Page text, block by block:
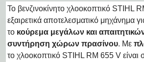
Το βενζινοκίνητο χλοοκοπτικό STIHL
εξαιρετικά αποτελεσματικό μηχάνημα
το κούρεμα μεγάλων και
συντήρηση χώρων πρασίνου. Με
το χλοοκοπτικό STIHL RM 655 V είναι